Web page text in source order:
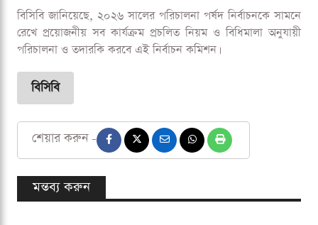
বিসিবি জানিয়েছে, ২০২৬ সালের পরিচালনা পর্ষদ নির্বাচনকে সামনে
রেখে প্রয়োজনীয় সব কার্যক্রম প্রচলিত নিয়ম ও বিধিমালা অনুযায়ী
পরিচালনা ও তদারকি করবে এই নির্বাচন কমিশন।
বিসিবি
শেয়ার করুন -
মন্তব্য করুন